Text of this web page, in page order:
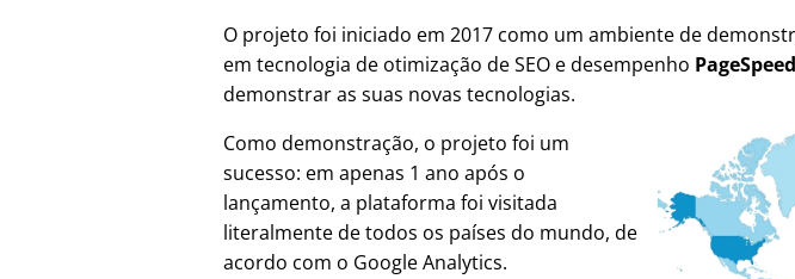
O projeto foi iniciado em 2017 como um ambiente de
em tecnologia de otimização de SEO e desempenho
demonstrar as suas novas tecnologias.
Como demonstração, o projeto foi um
sucesso: em apenas 1 ano após o
lançamento, a plataforma foi visitada
literalmente de todos os países do mundo, de
acordo com o Google Analytics.